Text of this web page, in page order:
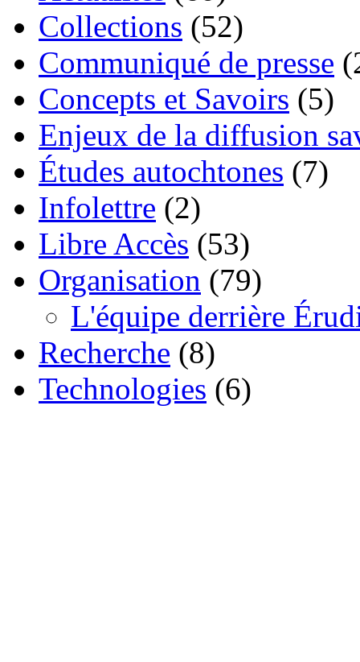
Collections (52)
Communiqué de presse
Concepts et Savoirs (5)
Enjeux de la diffusion
Études autochtones (7)
Infolettre (2)
Libre Accès (53)
Organisation (79)
L'équipe derrière
Recherche (8)
Technologies (6)